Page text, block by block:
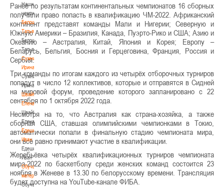
Наши
чемпионы
Белошапко
Татьяна
Белошапко
Татьяна
Сумникова
Ирина
Сумникова
Ирина
Швайбович
Елена
Швайбович
Елена
Едешко
Иван
Едешко
Иван
Обучающие
материалы
Обучающие
Ранее по результатам континентальных чемпионатов 16 сборных
получили право попасть в квалификацию ЧМ-2022. Африканский
континент представят команды Мали и Нигерии; Северную и
Южную Америки – Бразилия, Канада, Пуэрто-Рико и США; Азию и
Океанию – Австралия, Китай, Япония и Корея; Европу –
Беларусь, Бельгия, Босния и Герцеговина, Франция, Россия и
Сербия.
Три команды по итогам каждого из четырёх отборочных турниров
попадут в число 12 коллективов, которые и отправятся в Сидней
на мировой форум, проведение которого запланировано с 22
сентября по 1 октября 2022 года.
Несмотря на то, что Австралия как страна-хозяйка, а также
сборная США, ставшая олимпийскими чемпионками в Токио,
автоматически попали в финальную стадию чемпионата мира,
они всё равно принимают участие в квалификации.
Жеребьёвка четырёх квалификационных турниров чемпионата
мира-2022 по баскетболу среди женских команд состоится 23
ноября в Женеве в 13.30 по белорусскому времени. Трансляция
будет доступна на YouTube-канале ФИБА.